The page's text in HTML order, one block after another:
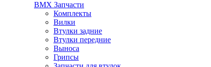
BMX Запчасти
Комплекты
Вилки
Втулки задние
Втулки передние
Выноса
Грипсы